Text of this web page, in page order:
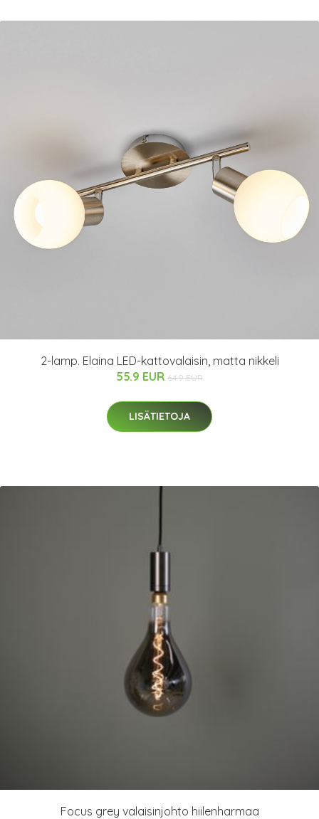
2-lamp. Elaina LED-kattovalaisin, matta nikkeli
55.9 EUR 64.9 EUR
LISÄTIETOJA
Focus grey valaisinjohto hiilenharmaa